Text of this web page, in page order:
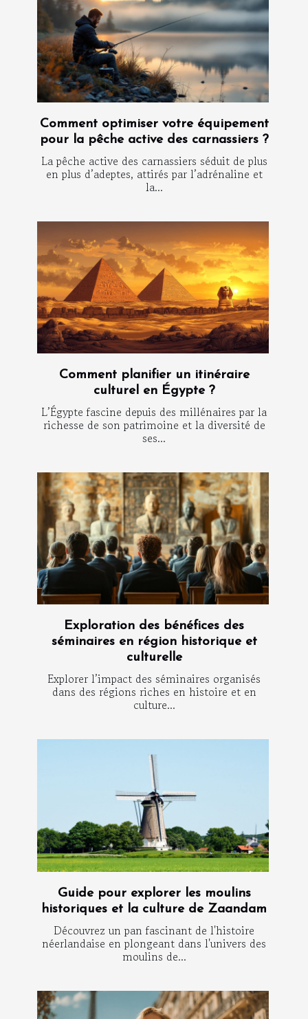
Comment optimiser votre équipement
pour la pêche active des carnassiers ?
La pêche active des carnassiers séduit de plus
en plus d’adeptes, attirés par l’adrénaline et
la...
Comment planifier un itinéraire
culturel en Égypte ?
L’Égypte fascine depuis des millénaires par la
richesse de son patrimoine et la diversité de
ses...
Exploration des bénéfices des
séminaires en région historique et
culturelle
Explorer l’impact des séminaires organisés
dans des régions riches en histoire et en
culture...
Guide pour explorer les moulins
historiques et la culture de Zaandam
Découvrez un pan fascinant de l'histoire
néerlandaise en plongeant dans l'univers des
moulins de...